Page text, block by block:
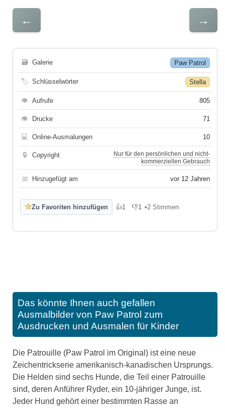
← →
🗃 Galerie Paw Patrol
🏷 Schlüsselwörter Stella
👁 Aufrufe 805
👁 Drucke 71
💻 Online-Ausmalungen 10
🔒 Copyright
Nur für den persönlichen und nicht-
kommerziellen Gebrauch
📅 Hinzugefügt am vor 12 Jahren
☆Zu Favoriten hinzufügen 👍1
Gefällt mir
👎1
Gefällt mir nicht
•2 Stimmen
Das könnte Ihnen auch gefallen
Ausmalbilder von Paw Patrol zum
Ausdrucken und Ausmalen für Kinder
Die Patrouille (Paw Patrol im Original) ist eine neue
Zeichentrickserie amerikanisch-kanadischen Ursprungs.
Die Helden sind sechs Hunde, die Teil einer Patrouille
sind, deren Anführer Ryder, ein 10-jähriger Junge, ist.
Jeder Hund gehört einer bestimmten Rasse an